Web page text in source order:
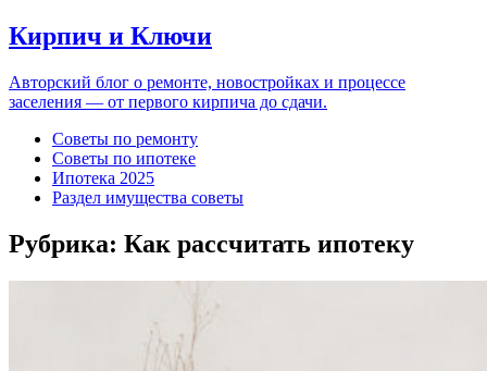
Кирпич и Ключи
Авторский блог о ремонте, новостройках и процессе
заселения — от первого кирпича до сдачи.
Советы по ремонту
Советы по ипотеке
Ипотека 2025
Раздел имущества советы
Рубрика: Как рассчитать ипотеку